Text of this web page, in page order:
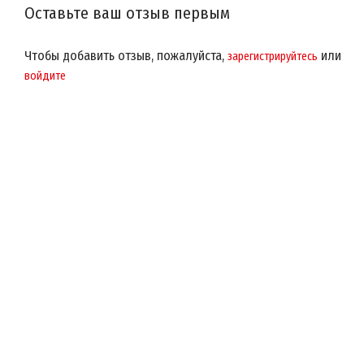
Оставьте ваш отзыв первым
Чтобы добавить отзыв, пожалуйста, зарегистрируйтесь или
войдите